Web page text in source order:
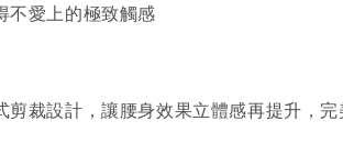
不愛上的極致觸感
裁設計，讓腰身效果立體感再提升，